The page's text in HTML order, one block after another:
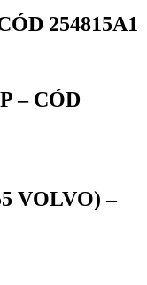
254815A1
– CÓD
VOLVO) –